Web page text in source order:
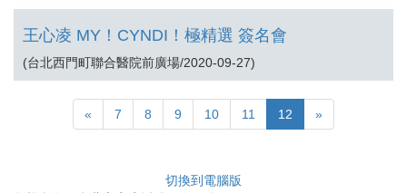
王心凌 MY！CYNDI！極精選 簽名會
(台北西門町聯合醫院前廣場/2020-09-27)
« Previous
7 8 9 10 11 12 »Next
切換到電腦版